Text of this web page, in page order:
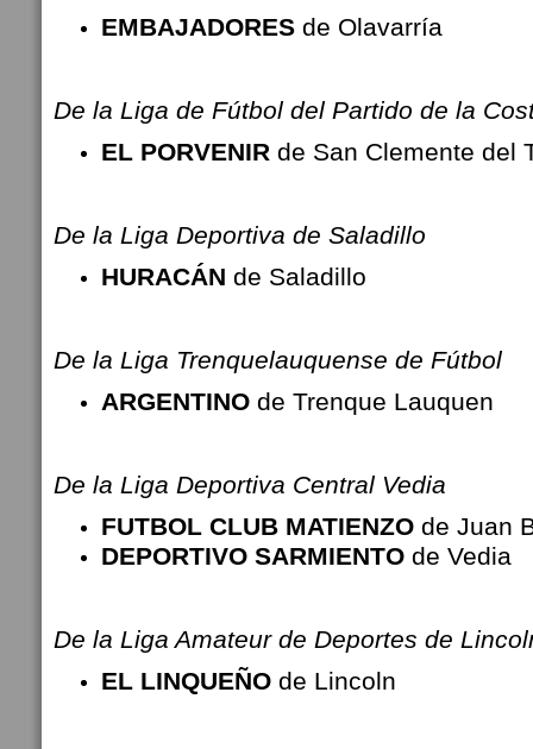
EMBAJADORES de Olavarría
De la Liga de Fútbol del Partido de la
EL PORVENIR de San Clemente del
De la Liga Deportiva de Saladillo
HURACÁN de Saladillo
De la Liga Trenquelauquense de Fútbol
ARGENTINO de Trenque Lauquen
De la Liga Deportiva Central Vedia
FUTBOL CLUB MATIENZO de Juan
DEPORTIVO SARMIENTO de Vedia
De la Liga Amateur de Deportes de
EL LINQUEÑO de Lincoln